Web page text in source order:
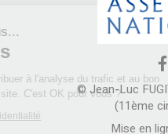
© Jean-Luc
(11ème
Mise en
Continuer sans accepter
Bonjour c'est nous...
Notre rôle est de contribuer à
fonctionnement de ce site. C'est
Lire la politique de confidentialité